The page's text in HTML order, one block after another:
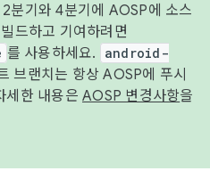
분기와 4분기에 AOSP에 소스
드하고 기여하려면
를 사용하세요.
android-
브랜치는 항상 AOSP에 푸시
세한 내용은 AOSP 변경사항을